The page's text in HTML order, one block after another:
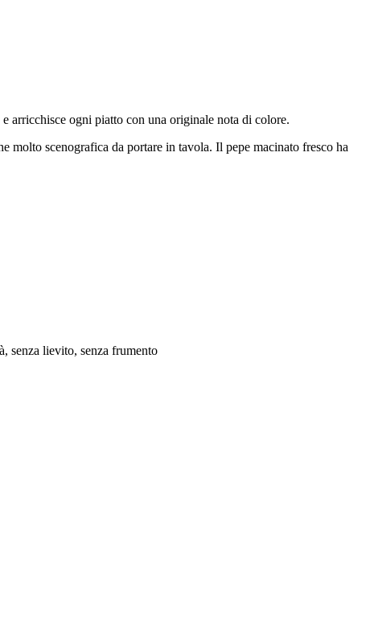
arricchisce ogni piatto con una originale nota di colore.
molto scenografica da portare in tavola. Il pepe macinato fresco ha
senza lievito, senza frumento